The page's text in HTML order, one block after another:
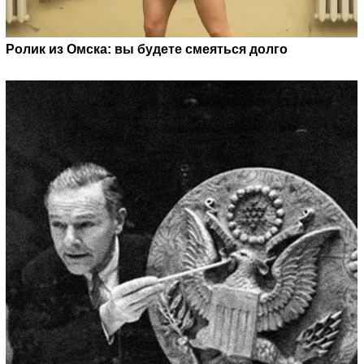
Ролик из Омска: вы будете смеяться долго